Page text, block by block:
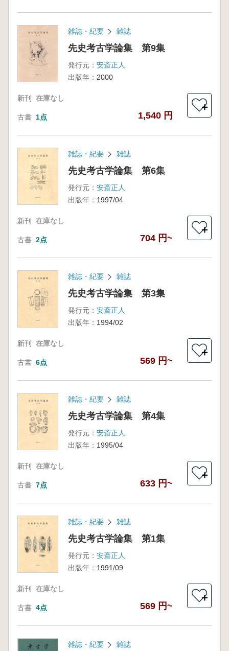
雑誌・紀要 雑誌
先史考古学論集 第9集
発行元： 安斎正人
出版年： 2000
新刊 在庫なし
古書 1点 1,540 円
＋
雑誌・紀要 雑誌
先史考古学論集 第6集
発行元： 安斎正人
出版年： 1997/04
新刊 在庫なし
古書 2点 704 円~
＋
雑誌・紀要 雑誌
先史考古学論集 第3集
発行元： 安斎正人
出版年： 1994/02
新刊 在庫なし
古書 6点 569 円~
＋
雑誌・紀要 雑誌
先史考古学論集 第4集
発行元： 安斎正人
出版年： 1995/04
新刊 在庫なし
古書 7点 633 円~
＋
雑誌・紀要 雑誌
先史考古学論集 第1集
発行元： 安斎正人
出版年： 1991/09
新刊 在庫なし
古書 4点 569 円~
＋
雑誌・紀要 雑誌